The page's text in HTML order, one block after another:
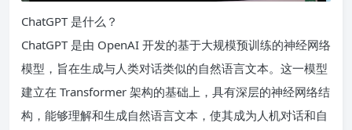
ChatGPT 是什么？
ChatGPT 是由 OpenAI 开发的基于大规模预训练的神经网络
模型，旨在生成与人类对话类似的自然语言文本。这一模型
建立在 Transformer 架构的基础上，具有深层的神经网络结
构，能够理解和生成自然语言文本，使其成为人机对话和自